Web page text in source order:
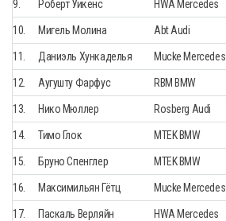
9. Роберт Уикенс HWA Mercedes
10. Мигель Молина Abt Audi
11. Даниэль Хункаделья Mucke Mercedes
12. Аугушту Фарфус RBM BMW
13. Нико Мюллер Rosberg Audi
14. Тимо Глок MTEK BMW
15. Бруно Спенглер MTEK BMW
16. Максимильян Гётц Mucke Mercedes
17. Паскаль Верляйн HWA Mercedes